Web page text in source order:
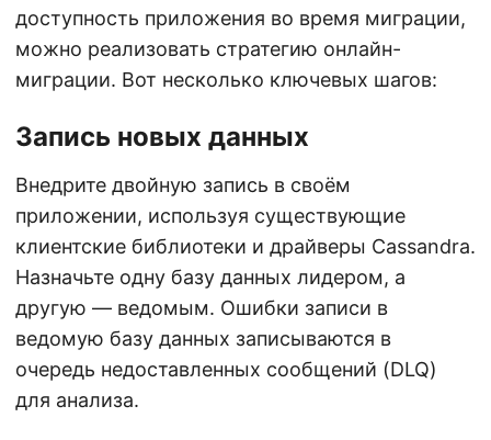
доступность приложения во время миграции,
можно реализовать стратегию онлайн-
миграции. Вот несколько ключевых шагов:
Запись новых данных
Внедрите двойную запись в своём
приложении, используя существующие
клиентские библиотеки и драйверы Cassandra.
Назначьте одну базу данных лидером, а
другую — ведомым. Ошибки записи в
ведомую базу данных записываются в
очередь недоставленных сообщений (DLQ)
для анализа.